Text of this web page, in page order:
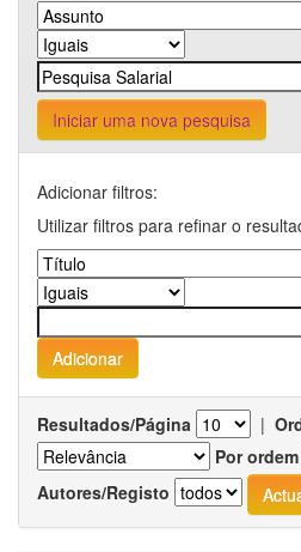
Iniciar uma nova pesquisa
Adicionar filtros:
Utilizar filtros para refinar o
Resultados/Página |
Por ordem
Autores/Registo